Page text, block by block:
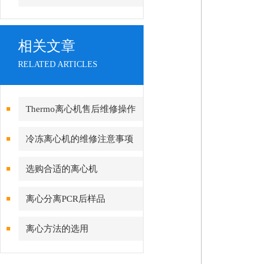
相关文章
RELATED ARTICLES
Thermo离心机售后维修操作
方法
冷冻离心机的维修注意事项
选购合适的离心机
离心分离PCR后样品
离心方法的选用